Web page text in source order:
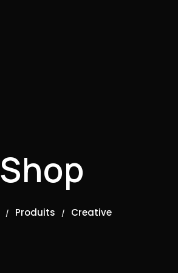
Shop
/ Produits / Creative